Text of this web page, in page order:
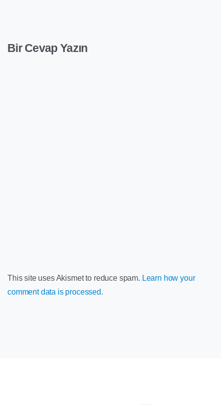
Bir Cevap Yazın
This site uses Akismet to reduce spam. Learn how your
comment data is processed.